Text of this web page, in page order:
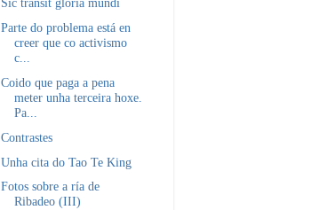
Sic transit gloria mundi
Parte do problema está en
creer que co activismo
c...
Coido que paga a pena
meter unha terceira hoxe.
Pa...
Contrastes
Unha cita do Tao Te King
Fotos sobre a ría de
Ribadeo (III)